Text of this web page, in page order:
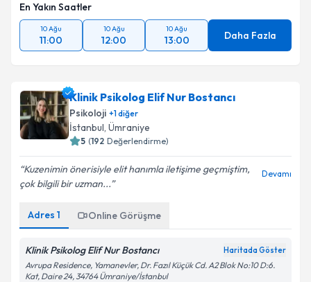
En Yakın Saatler
10 Ağu
11:00
10 Ağu
12:00
10 Ağu
13:00 Daha Fazla
Klinik Psikolog Elif Nur Bostancı
Psikoloji +1diğer
İstanbul, Ümraniye
5 (192 Değerlendirme)
Kuzenimin önerisiyle elit hanımla iletişime geçmiştim,
çok bilgili bir uzman...
Devamı
Adres 1 Online Görüşme
Klinik Psikolog Elif Nur Bostancı Haritada Göster
Avrupa Residence, Yamanevler, Dr. Fazıl Küçük Cd. A2 Blok No:10 D:6.
Kat, Daire 24, 34764 Ümraniye/İstanbul